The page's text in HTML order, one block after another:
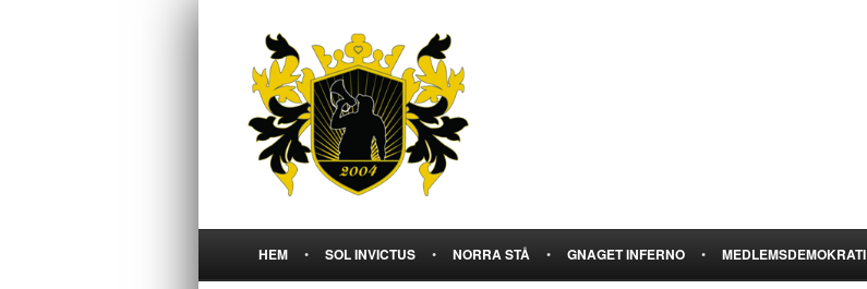
HEM • SOL INVICTUS • NORRA STÅ • GNAGET INFERNO • MEDLEMSDEMOKRATI